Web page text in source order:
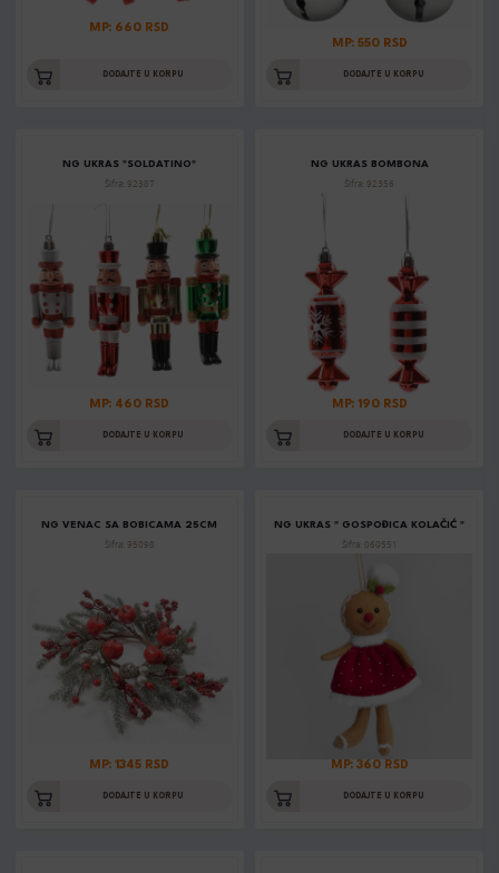
MP: 660 RSD
DODAJTE U KORPU
MP: 550 RSD
DODAJTE U KORPU
NG UKRAS "SOLDATINO"
Šifra: 92387
MP: 460 RSD
DODAJTE U KORPU
NG UKRAS BOMBONA
Šifra: 92356
MP: 190 RSD
DODAJTE U KORPU
NG VENAC SA BOBICAMA 25CM
Šifra: 95098
MP: 1345 RSD
DODAJTE U KORPU
NG UKRAS " GOSPOĐICA KOLAČIĆ "
Šifra: 060551
MP: 360 RSD
DODAJTE U KORPU